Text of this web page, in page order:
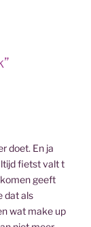
doet. En ja
fietst valt t
geeft
dat als
wat make up